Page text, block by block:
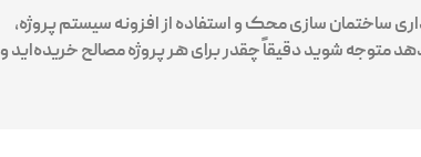
ساختمان سازی محک و استفاده از افزونه سیستم پروژه،
متوجه شوید دقیقاً چقدر برای هر پروژه مصالح خریده‌اید و